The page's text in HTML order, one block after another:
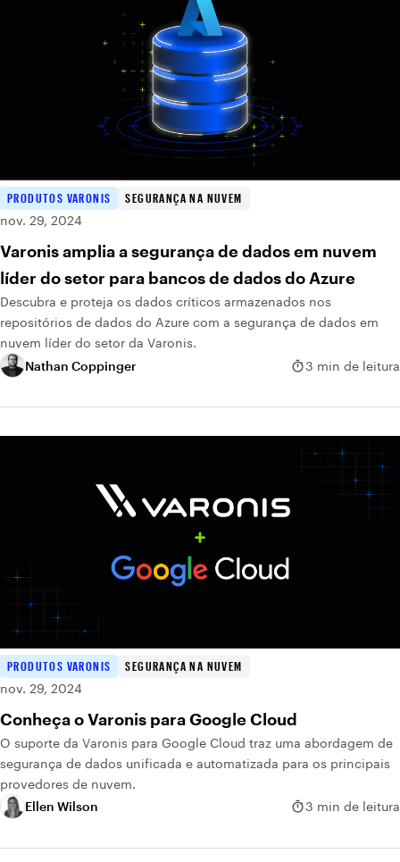
PRODUTOS VARONIS
SEGURANÇA NA NUVEM
nov. 29, 2024
Varonis amplia a segurança de dados em nuvem
líder do setor para bancos de dados do Azure
Descubra e proteja os dados críticos armazenados nos
repositórios de dados do Azure com a segurança de dados em
nuvem líder do setor da Varonis.
Nathan Coppinger
3 min de leitura
PRODUTOS VARONIS
SEGURANÇA NA NUVEM
nov. 29, 2024
Conheça o Varonis para Google Cloud
O suporte da Varonis para Google Cloud traz uma abordagem de
segurança de dados unificada e automatizada para os principais
provedores de nuvem.
Ellen Wilson
3 min de leitura